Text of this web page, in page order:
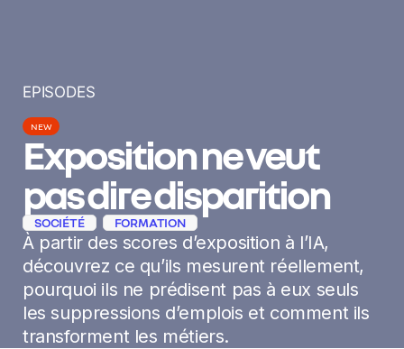
EPISODES
NEW
Exposition ne veut
pas dire disparition
SOCIÉTÉ FORMATION
À partir des scores d’exposition à l’IA,
découvrez ce qu’ils mesurent réellement,
pourquoi ils ne prédisent pas à eux seuls
les suppressions d’emplois et comment ils
transforment les métiers.